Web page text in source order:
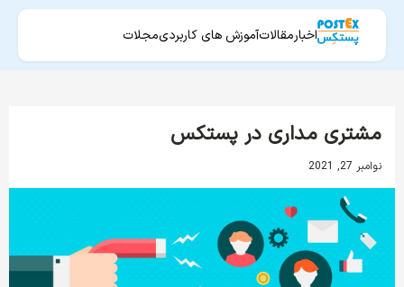
اخبارمقالاتآموزش های کاربردیمجلات
مشتری مداری در پستکس
نوامبر 27, 2021